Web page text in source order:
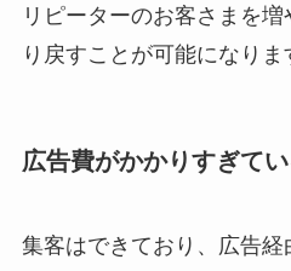
リピーターのお客さまを
り戻すことが可能になりま
広告費がかかりすぎて
集客はできており、広告